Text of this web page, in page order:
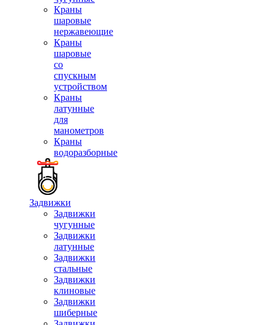
Краны
шаровые
нержавеющие
Краны
шаровые
со
спускным
устройством
Краны
латунные
для
манометров
Краны
водоразборные
Задвижки
Задвижки
чугунные
Задвижки
латунные
Задвижки
стальные
Задвижки
клиновые
Задвижки
шиберные